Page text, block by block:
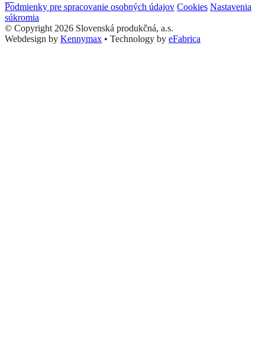
Podmienky pre spracovanie osobných údajov Cookies Nastavenia
súkromia
© Copyright 2026 Slovenská produkčná, a.s.
Webdesign by Kennymax • Technology by eFabrica